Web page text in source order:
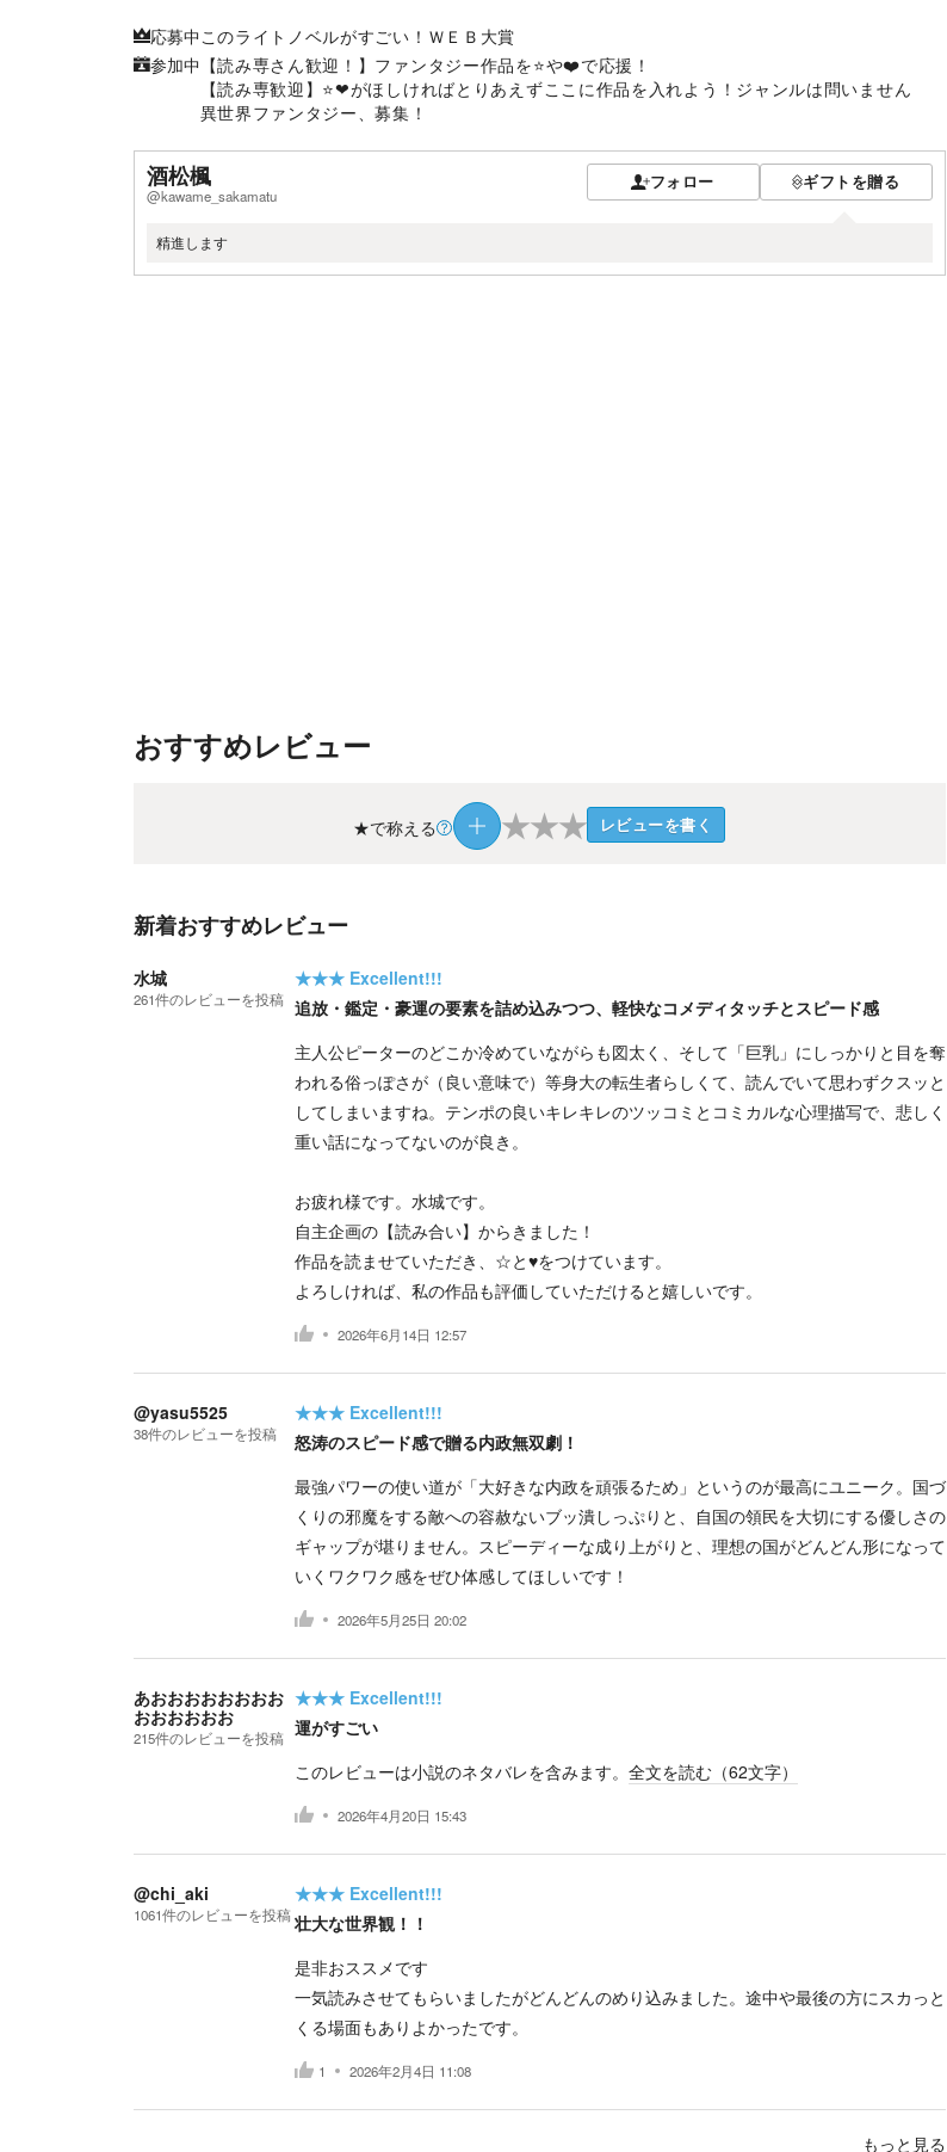
応募中このライトノベルがすごい！ＷＥＢ大賞
参加中 【読み専さん歓迎！】ファンタジー作品を⭐️や❤️で応援！
【読み専歓迎】⭐️❤がほしければとりあえずここに作品を入れよう！ジャンルは問いません
異世界ファンタジー、募集！
酒松楓
@kawame_sakamatu
フォロー ギフトを贈る
精進します
おすすめレビュー
★で称える ★★★ レビューを書く
新着おすすめレビュー
水城
261件のレビューを投稿
★★★ Excellent!!!
追放・鑑定・豪運の要素を詰め込みつつ、軽快なコメディタッチとスピード感
主人公ピーターのどこか冷めていながらも図太く、そして「巨乳」にしっかりと目を奪
われる俗っぽさが（良い意味で）等身大の転生者らしくて、読んでいて思わずクスッと
してしまいますね。テンポの良いキレキレのツッコミとコミカルな心理描写で、悲しく
重い話になってないのが良き。
お疲れ様です。水城です。
自主企画の【読み合い】からきました！
作品を読ませていただき、☆と♥をつけています。
よろしければ、私の作品も評価していただけると嬉しいです。
2026年6月14日 12:57
@yasu5525
38件のレビューを投稿
★★★ Excellent!!!
怒涛のスピード感で贈る内政無双劇！
最強パワーの使い道が「大好きな内政を頑張るため」というのが最高にユニーク。国づ
くりの邪魔をする敵への容赦ないブッ潰しっぷりと、自国の領民を大切にする優しさの
ギャップが堪りません。スピーディーな成り上がりと、理想の国がどんどん形になって
いくワクワク感をぜひ体感してほしいです！
2026年5月25日 20:02
あおおおおおおおお
おおおおおお
215件のレビューを投稿
★★★ Excellent!!!
運がすごい
このレビューは小説のネタバレを含みます。 全文を読む（62文字）
2026年4月20日 15:43
@chi_aki
1061件のレビューを投稿
★★★ Excellent!!!
壮大な世界観！！
是非おススメです
一気読みさせてもらいましたがどんどんのめり込みました。途中や最後の方にスカっと
くる場面もありよかったです。
1 2026年2月4日 11:08
もっと見る